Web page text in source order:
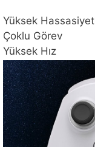
Yüksek Hassasiyet
Çoklu Görev
Yüksek Hız